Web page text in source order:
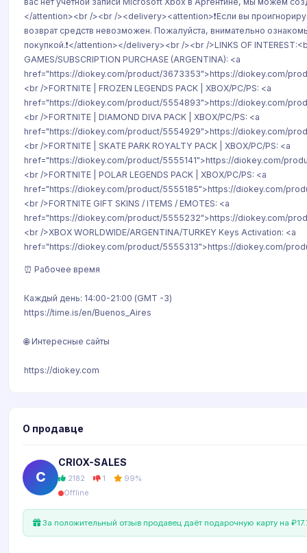
</attention><br /><br /><delivery><attention>❗Если вы
возврат средств невозможен. Пожалуйста, внимательно
покупкой.❗</attention></delivery><br /><br />LINKS OF
GAMES/SUBSCRIPTION PURCHASE (ARGENTINA): <a
href="https://diokey.com/product/3673353">https://diokey.com/
<br />FORTNITE | FROZEN LEGENDS PACK | XBOX/PC/PS: <a
href="https://diokey.com/product/5554893">https://diokey.com/
<br />FORTNITE | DIAMOND DIVA PACK | XBOX/PC/PS: <a
href="https://diokey.com/product/5554929">https://diokey.com/
<br />FORTNITE | SKATE PARK ROYALTY PACK | XBOX/PC/PS: <a
href="https://diokey.com/product/5555141">https://diokey.com/
<br />FORTNITE | POLAR LEGENDS PACK | XBOX/PC/PS: <a
href="https://diokey.com/product/5555185">https://diokey.com/
<br />FORTNITE GIFT SKINS / ITEMS / EMOTES: <a
href="https://diokey.com/product/5555232">https://diokey.com/
<br />XBOX WORLDWIDE/ARGENTINA/TURKEY Keys Activation: <a
href="https://diokey.com/product/5555313">https://diokey.com/
⏰ Рабочее время
Каждый день: 14:00-21:00 (GMT -3)
https://time.is/en/Buenos_Aires
🌐 Интересные сайты
https://diokey.com
О продавце
C
CRIOX-SALES
2182 1 99%
Offline
За положительный отзыв продавец даёт подарочную карту на